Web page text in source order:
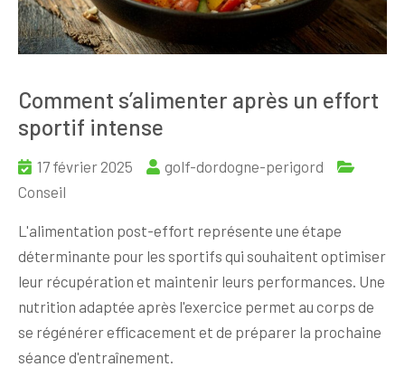
Comment s’alimenter après un effort
sportif intense
17 février 2025
golf-dordogne-perigord
Conseil
L'alimentation post-effort représente une étape
déterminante pour les sportifs qui souhaitent optimiser
leur récupération et maintenir leurs performances. Une
nutrition adaptée après l'exercice permet au corps de
se régénérer efficacement et de préparer la prochaine
séance d'entraînement.